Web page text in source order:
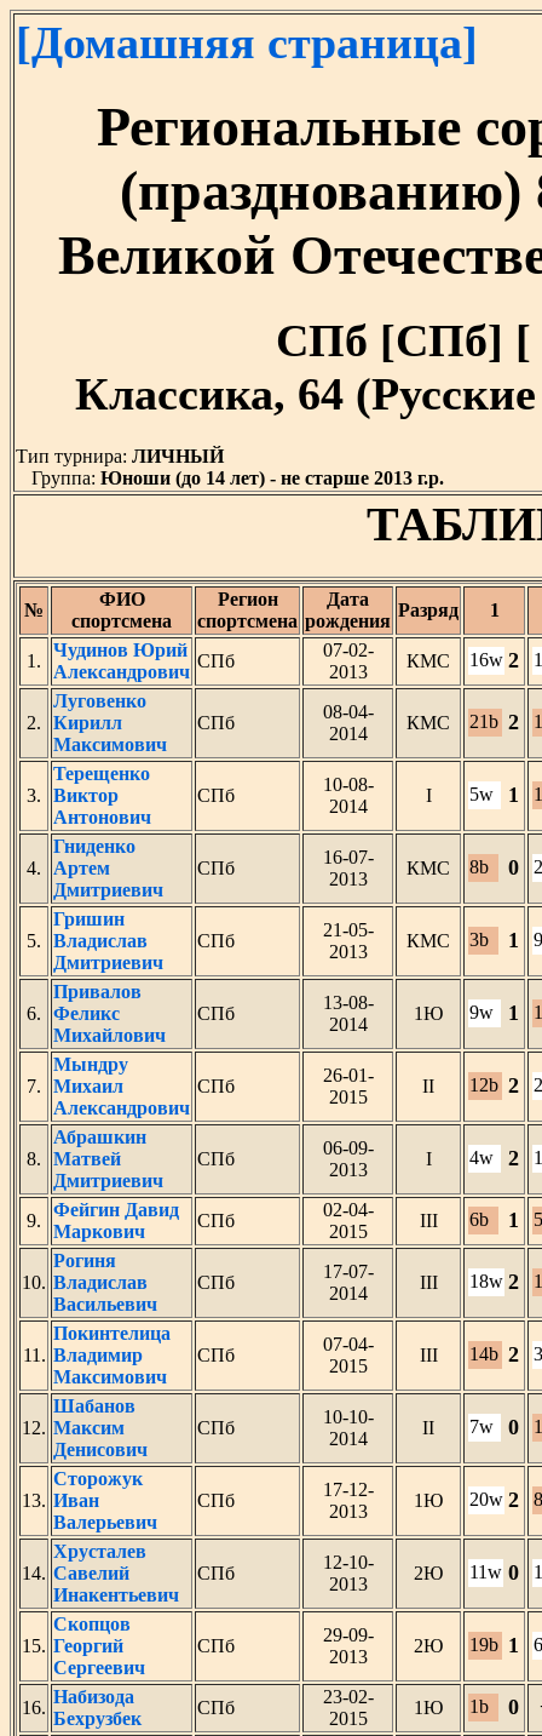
[Домашняя страница]
Региональные
Великой
СПб [СПб] [
Классика, 64
Тип турнира: ЛИЧНЫЙ
Группа: Юноши (до 14 лет) - не старше 2013 г.р.
№
ФИО
спортсмена
Регион
спортсмена
Дата
рождения
Разряд 1
1.
Чудинов Юрий
Александрович
СПб
07-02-
2013
КМС 16w 2
2.
Луговенко
Кирилл
Максимович
СПб
08-04-
2014
КМС 21b 2
3.
Терещенко
Виктор
Антонович
СПб
10-08-
2014
I 5w 1
4.
Гниденко
Артем
Дмитриевич
СПб
16-07-
2013
КМС 8b 0
5.
Гришин
Владислав
Дмитриевич
СПб
21-05-
2013
КМС 3b 1
6.
Привалов
Феликс
Михайлович
СПб
13-08-
2014
1Ю 9w 1
7.
Мындру
Михаил
Александрович
СПб
26-01-
2015
II 12b 2
8.
Абрашкин
Матвей
Дмитриевич
СПб
06-09-
2013
I 4w 2
9.
Фейгин Давид
Маркович
СПб
02-04-
2015
III 6b 1
10.
Рогиня
Владислав
Васильевич
СПб
17-07-
2014
III 18w 2
11.
Покинтелица
Владимир
Максимович
СПб
07-04-
2015
III 14b 2
12.
Шабанов
Максим
Денисович
СПб
10-10-
2014
II 7w 0
13.
Сторожук
Иван
Валерьевич
СПб
17-12-
2013
1Ю 20w 2
14.
Хрусталев
Савелий
Инакентьевич
СПб
12-10-
2013
2Ю 11w 0
15.
Скопцов
Георгий
Сергеевич
СПб
29-09-
2013
2Ю 19b 1
16.
Набизода
Бехрузбек
СПб
23-02-
2015
1Ю 1b 0